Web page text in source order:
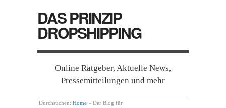
DAS PRINZIP
DROPSHIPPING
Online Ratgeber, Aktuelle News,
Pressemitteilungen und mehr
Durchsuchen: Home » Der Blog für